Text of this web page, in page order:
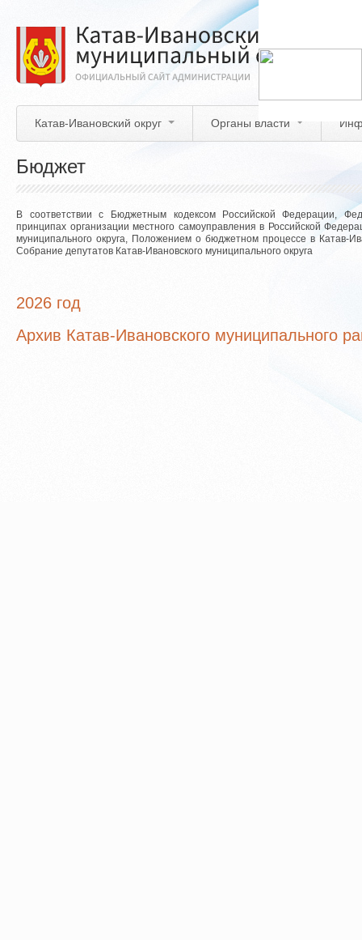
основному
содержанию
Катав-Ивановский округ Органы власти
Бюджет
В соответствии с Бюджетным кодексом Российской Федерации,
принципах организации местного самоуправления в Российской
муниципального округа, Положением о бюджетном процессе в Катав-
Собрание депутатов Катав-Ивановского муниципального округа
2026 год
Архив Катав-Ивановского муниципального